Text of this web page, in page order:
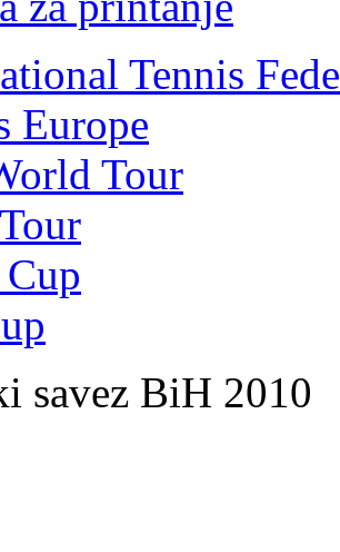
Tennis
Europe
Tour
savez BiH 2010